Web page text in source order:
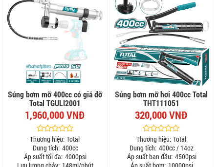
Súng bơm mỡ 400cc có giá đỡ
Total TGULI2001
1,960,000 VNĐ
Thương hiệu: Total
Dung tích: 400cc
Áp suất tối đa: 4000psi
Súng bơm mỡ hơi 400cc Total
THT111051
320,000 VNĐ
Thương hiệu: Total
Dung tích: 400cc / 14oz
Áp suất ban đầu: 4500psi